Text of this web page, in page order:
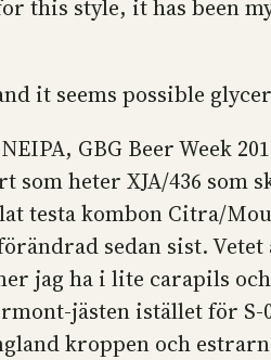
this style, it has been
it seems possible
GBG Beer Week
heter XJA/436 som
testa kombon Citra/
sedan sist.
jag ha i lite carapils
jästen istället för S-
kroppen och